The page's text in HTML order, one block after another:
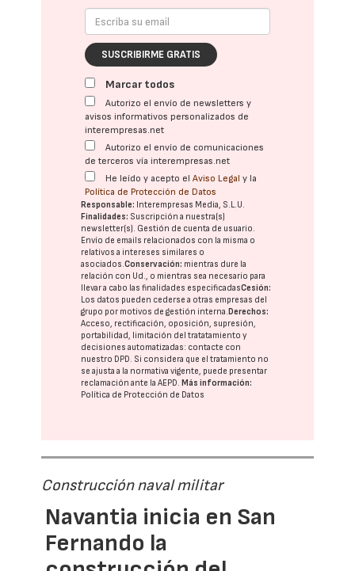
SUSCRIBIRME GRATIS
Marcar todos
Autorizo el envío de newsletters y
avisos informativos personalizados de
interempresas.net
Autorizo el envío de comunicaciones
de terceros vía interempresas.net
He leído y acepto elAviso Legal y la
Política de Protección de Datos
Responsable: Interempresas Media, S.L.U.
Finalidades: Suscripción a nuestra(s)
newsletter(s). Gestión de cuenta de usuario.
Envío de emails relacionados con la misma o
relativos a intereses similares o
asociados.Conservación: mientras dure la
relación con Ud., o mientras sea necesario para
llevar a cabo las finalidades especificadasCesión:
Los datos pueden cederse a otras empresas del
grupo por motivos de gestión interna. Derechos:
Acceso, rectificación, oposición, supresión,
portabilidad, limitación del tratatamiento y
decisiones automatizadas: contacte con
nuestro DPD. Si considera que el tratamiento no
se ajusta a la normativa vigente, puede presentar
reclamación ante laAEPD. Más información:
Política de Protección de Datos
Construcción naval militar
Navantia inicia en San
Fernando la